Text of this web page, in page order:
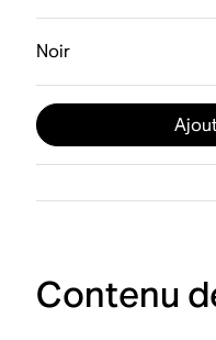
Noir
Contenu